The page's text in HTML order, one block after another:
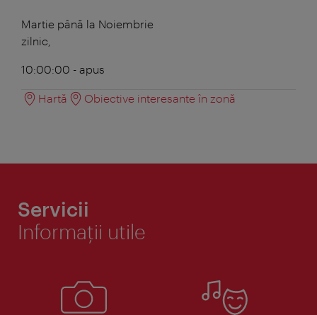
Martie până la Noiembrie
zilnic,
10:00:00 - apus
Hartă Obiective interesante în zonă
Servicii
Informaţii utile